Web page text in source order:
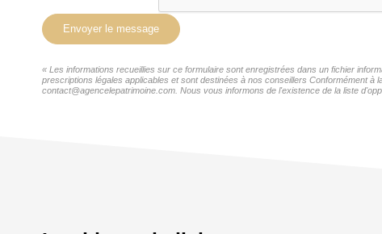
Envoyer le message
« Les informations recueillies sur ce formulaire sont enregistrées dans un fichier
prescriptions légales applicables et sont destinées à nos conseillers Conformément
contact@agencelepatrimoine.com. Nous vous informons de l'existence de la liste